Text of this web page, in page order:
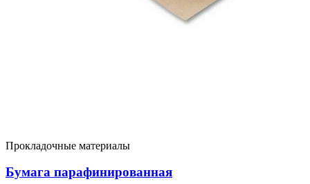
Прокладочные материалы
Бумага парафинированная